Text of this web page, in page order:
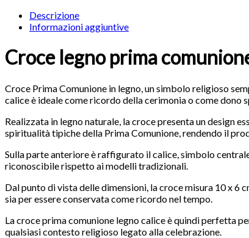
Descrizione
Informazioni aggiuntive
Croce legno prima
Croce Prima Comunione in legno, un simbolo religioso
calice è ideale come ricordo della cerimonia o come dono
Realizzata in legno naturale, la croce presenta un design
spiritualità tipiche della Prima Comunione, rendendo il
Sulla parte anteriore è raffigurato il calice, simbolo
riconoscibile rispetto ai modelli tradizionali.
Dal punto di vista delle dimensioni, la croce misura 10 x 6
sia per essere conservata come ricordo nel tempo.
La croce prima comunione legno calice è quindi perfetta
qualsiasi contesto religioso legato alla celebrazione.